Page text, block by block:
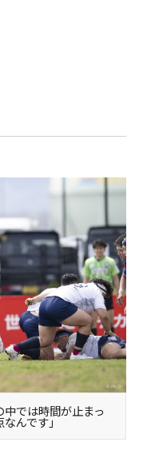
では時間が止まっ
なんです」